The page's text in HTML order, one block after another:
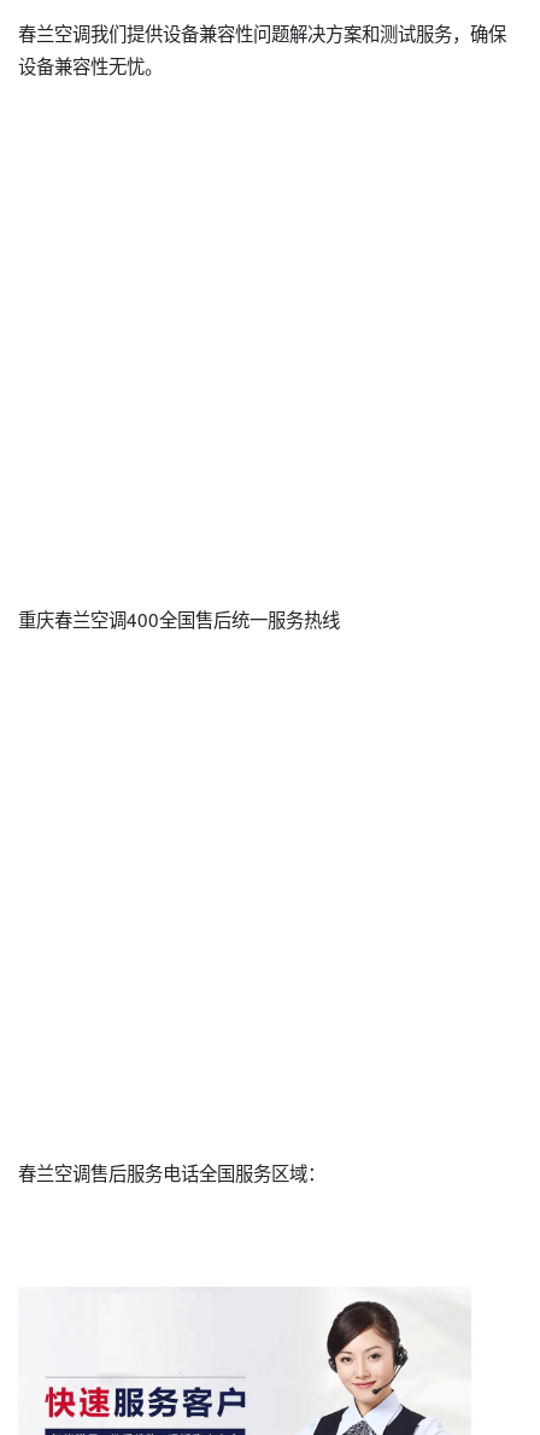
春兰空调我们提供设备兼容性问题解决方案和测试服务，确保
设备兼容性无忧。
重庆春兰空调400全国售后统一服务热线
春兰空调售后服务电话全国服务区域：